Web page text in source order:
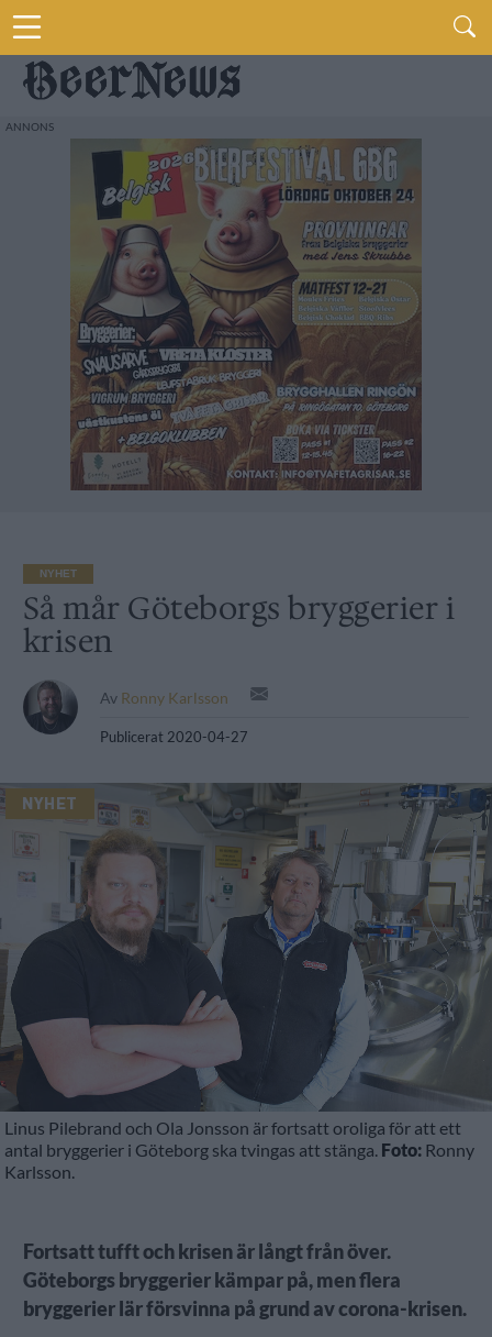
NYHET
Så mår Göteborgs bryggerier i
krisen
Av Ronny Karlsson
Publicerat 2020-04-27
NYHET
Linus Pilebrand och Ola Jonsson är fortsatt oroliga för att ett
antal bryggerier i Göteborg ska tvingas att stänga. Foto: Ronny
Karlsson.
Fortsatt tufft och krisen är långt från över.
Göteborgs bryggerier kämpar på, men flera
bryggerier lär försvinna på grund av corona-krisen.